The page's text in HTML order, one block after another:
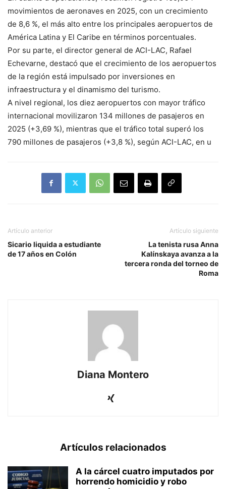
movimientos de aeronaves en 2025, con un crecimiento
de 8,6 %, el más alto entre los principales aeropuertos de
América Latina y El Caribe en términos porcentuales.
Por su parte, el director general de ACI-LAC, Rafael
Echevarne, destacó que el crecimiento de los aeropuertos
de la región está impulsado por inversiones en
infraestructura y el dinamismo del turismo.
A nivel regional, los diez aeropuertos con mayor tráfico
internacional movilizaron 134 millones de pasajeros en
2025 (+3,69 %), mientras que el tráfico total superó los
790 millones de pasajeros (+3,8 %), según ACI-LAC, en u
Artículo anterior
Sicario liquida a estudiante
de 17 años en Colón
Artículo siguiente
La tenista rusa Anna
Kalínskaya avanza a la
tercera ronda del torneo de
Roma
Diana Montero
Artículos relacionados
A la cárcel cuatro imputados por
horrendo homicidio y robo